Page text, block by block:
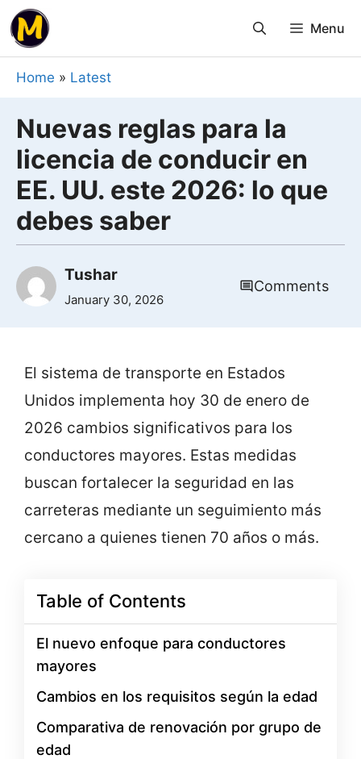
Skip
to
content
Menu
Home » Latest
Nuevas reglas para la
licencia de conducir en
EE. UU. este 2026: lo que
debes saber
Tushar
January 30, 2026
Comments
El sistema de transporte en Estados
Unidos implementa hoy 30 de enero de
2026 cambios significativos para los
conductores mayores. Estas medidas
buscan fortalecer la seguridad en las
carreteras mediante un seguimiento más
cercano a quienes tienen 70 años o más.
Table of Contents
El nuevo enfoque para conductores
mayores
Cambios en los requisitos según la edad
Comparativa de renovación por grupo de
edad